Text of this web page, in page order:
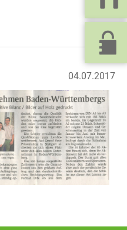
Zurück
04.07.2017